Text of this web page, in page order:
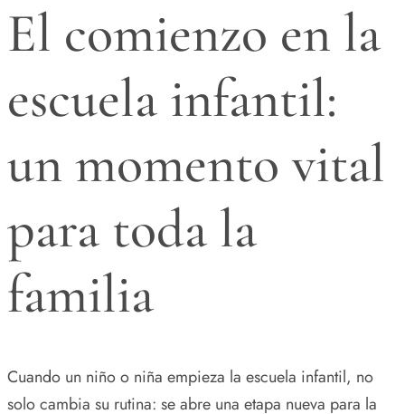
El comienzo en la
escuela infantil:
un momento vital
para toda la
familia
Cuando un niño o niña empieza la escuela infantil, no
solo cambia su rutina: se abre una etapa nueva para la